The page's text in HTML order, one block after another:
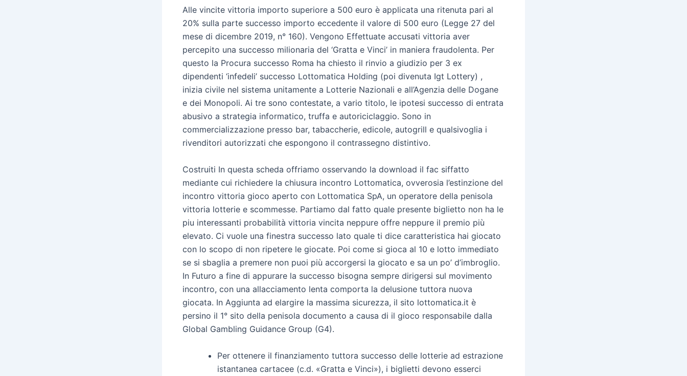
Alle vincite vittoria importo superiore a 500 euro è applicata una ritenuta pari al
20% sulla parte successo importo eccedente il valore di 500 euro (Legge 27 del
mese di dicembre 2019, n° 160). Vengono Effettuate accusati vittoria aver
percepito una successo milionaria del ‘Gratta e Vinci’ in maniera fraudolenta. Per
questo la Procura successo Roma ha chiesto il rinvio a giudizio per 3 ex
dipendenti ‘infedeli’ successo Lottomatica Holding (poi divenuta Igt Lottery) ,
inizia civile nel sistema unitamente a Lotterie Nazionali e all’Agenzia delle Dogane
e dei Monopoli. Ai tre sono contestate, a vario titolo, le ipotesi successo di entrata
abusivo a strategia informatico, truffa e autoriciclaggio. Sono in
commercializzazione presso bar, tabaccherie, edicole, autogrill e qualsivoglia i
rivenditori autorizzati che espongono il contrassegno distintivo.
Costruiti In questa scheda offriamo osservando la download il fac siffatto
mediante cui richiedere la chiusura incontro Lottomatica, ovverosia l’estinzione del
incontro vittoria gioco aperto con Lottomatica SpA, un operatore della penisola
vittoria lotterie e scommesse. Partiamo dal fatto quale presente biglietto non ha le
piu interessanti probabilità vittoria vincita neppure offre neppure il premio più
elevato. Ci vuole una finestra successo lato quale ti dice caratteristica hai giocato
con lo scopo di non ripetere le giocate. Poi come si gioca al 10 e lotto immediato
se si sbaglia a premere non puoi più accorgersi la giocato e sa un po’ d’imbroglio.
In Futuro a fine di appurare la successo bisogna sempre dirigersi sul movimento
incontro, con una allacciamento lenta comporta la delusione tuttora nuova
giocata. In Aggiunta ad elargire la massima sicurezza, il sito lottomatica.it è
persino il 1° sito della penisola documento a causa di il gioco responsabile dalla
Global Gambling Guidance Group (G4).
Per ottenere il finanziamento tuttora successo delle lotterie ad estrazione
istantanea cartacee (c.d. «Gratta e Vinci»), i biglietti devono esserci